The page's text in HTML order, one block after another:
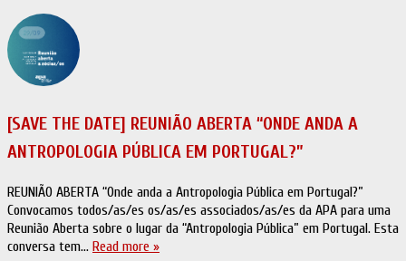
[SAVE THE DATE] REUNIÃO ABERTA “ONDE ANDA A
ANTROPOLOGIA PÚBLICA EM PORTUGAL?”
REUNIÃO ABERTA “Onde anda a Antropologia Pública em Portugal?”
Convocamos todos/as/es os/as/es associados/as/es da APA para uma
Reunião Aberta sobre o lugar da “Antropologia Pública” em Portugal. Esta
conversa tem… Read more »